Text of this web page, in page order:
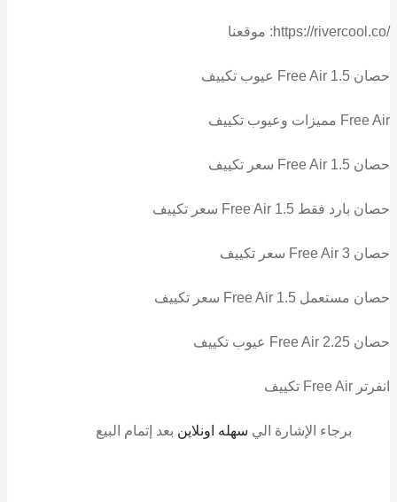
موقعنا :https://rivercool.co/
عيوب تكييف Free Air 1.5 حصان
مميزات وعيوب تكييف Free Air
سعر تكييف Free Air 1.5 حصان
سعر تكييف Free Air 1.5 حصان بارد فقط
سعر تكييف Free Air 3 حصان
سعر تكييف Free Air 1.5 حصان مستعمل
عيوب تكييف Free Air 2.25 حصان
تكييف Free Air انفرتر
برجاء الإشارة الي سهله اونلاين بعد إتمام البيع